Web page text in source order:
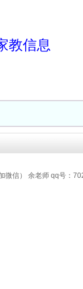
教信息
微信） 余老师 qq号：